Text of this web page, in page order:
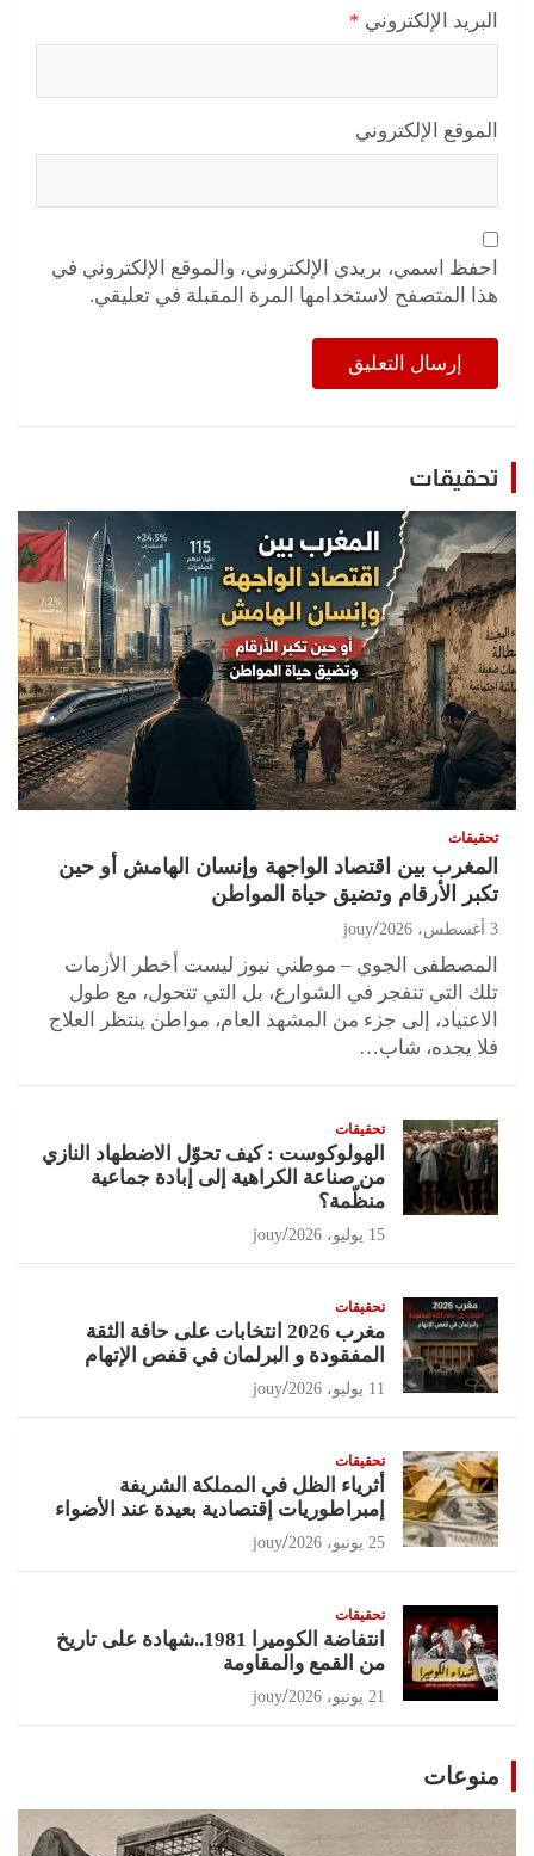
البريد الإلكتروني *
الموقع الإلكتروني
احفظ اسمي، بريدي الإلكتروني، والموقع الإلكتروني في
هذا المتصفح لاستخدامها المرة المقبلة في تعليقي.
تحقيقات
تحقيقات
المغرب بين اقتصاد الواجهة وإنسان الهامش أو حين
تكبر الأرقام وتضيق حياة المواطن
3 أغسطس، 2026 jouy
المصطفى الجوي – موطني نيوز ليست أخطر الأزمات
تلك التي تنفجر في الشوارع، بل التي تتحول، مع طول
الاعتياد، إلى جزء من المشهد العام، مواطن ينتظر العلاج
فلا يجده، شاب…
تحقيقات
الهولوكوست : كيف تحوّل الاضطهاد النازي
من صناعة الكراهية إلى إبادة جماعية
منظّمة؟
15 يوليو، 2026 jouy
تحقيقات
مغرب 2026 انتخابات على حافة الثقة
المفقودة و البرلمان في قفص الإتهام
11 يوليو، 2026 jouy
تحقيقات
أثرياء الظل في المملكة الشريفة
إمبراطوريات إقتصادية بعيدة عند الأضواء
25 يونيو، 2026 jouy
تحقيقات
انتفاضة الكوميرا 1981..شهادة على تاريخ
من القمع والمقاومة
21 يونيو، 2026 jouy
منوعات